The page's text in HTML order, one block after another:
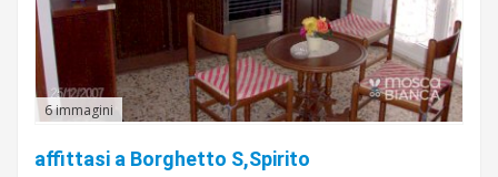
Abruzzo
Basilicata
Calabria
Campania
Emilia-
Romagna
Friuli-
Giulia
6 immagini
affittasi a Borghetto S,Spirito